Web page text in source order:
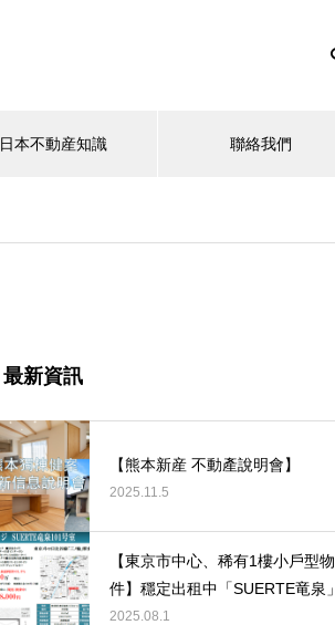
日本不動産知識 聯絡我們
最新資訊
【熊本新産 不動產說明會】
2025.11.5
【東京市中心、稀有1樓小戶型物
件】穩定出租中「SUERTE竜泉」
2025.08.1